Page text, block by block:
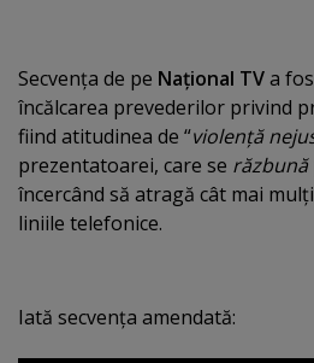
Secvenţa de pe Naţional TVa
încălcarea prevederilor privind
fiind atitudinea de “violenţă
prezentatoarei, care se răzbună
încercând să atragă cât mai
liniile telefonice.
Iată secvenţa amendată: